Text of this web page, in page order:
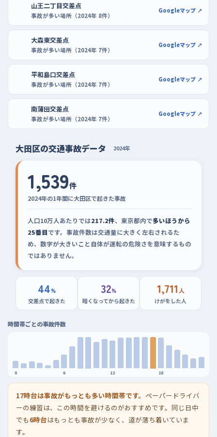
山王二丁目交差点
事故が多い場所（2024年 8件）
Googleマップ ↗
大森東交差点
事故が多い場所（2024年 7件）
Googleマップ ↗
平和島口交差点
事故が多い場所（2024年 7件）
Googleマップ ↗
南蒲田交差点
事故が多い場所（2024年 7件）
Googleマップ ↗
大田区の交通事故データ 2024年
1,539件
2024年の1年間に大田区で起きた事故
人口10万人あたりでは217.2件、東京都内で多いほうから
25番目です。事故件数は交通量に大きく左右されるた
め、数字が大きいこと自体が運転の危険さを意味するもの
ではありません。
44%
交差点で起きた
32%
暗くなってから起きた
1,711 人
けがをした人
時間帯ごとの事故件数
0 6 12 18
17時台は事故がもっとも多い時間帯です。 ペーパードライバ
ーの練習は、この時間を避けるのがおすすめです。同じ日中
でも 6時台はもっとも事故が少なく、道が落ち着いていま
す。